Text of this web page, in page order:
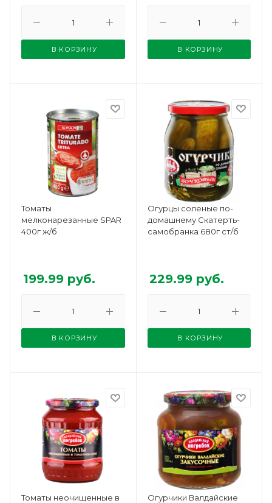
В КОРЗИНУ В КОРЗИНУ
Томаты
мелконарезанные SPAR
400г ж/б
199.99 руб.
В КОРЗИНУ
Огурцы соленые по-
домашнему Скатерть-
самобранка 680г ст/б
229.99руб.
В КОРЗИНУ
Томаты неочищенные в
Огурчики Валдайские